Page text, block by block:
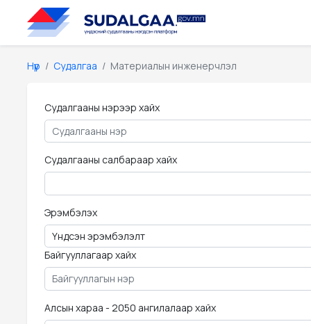
Нүүр Судалгаа Материалын инженерчлэл
Судалгааны нэрээр хайх
Судалгааны салбараар хайх
Эрэмбэлэх
Байгууллагаар хайх
Алсын хараа - 2050 ангилалаар хайх